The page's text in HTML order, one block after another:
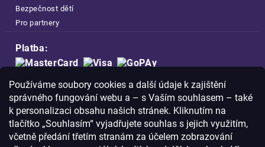
Používáme soubory cookies a další údaje k zajištění
správného fungování webu a – s Vaším souhlasem – také
k personalizaci obsahu našich stránek. Kliknutím na
tlačítko „Souhlasím“ vyjadřujete souhlas s jejich využitím,
včetně předání třetím stranám za účelem zobrazování
Bezpečnost dětí
Pro partnery
Platba:
Doprava: